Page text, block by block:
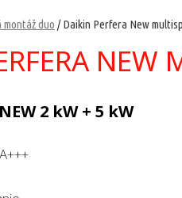
duo / Daikin Perfera New
NEW
2 kW + 5 kW